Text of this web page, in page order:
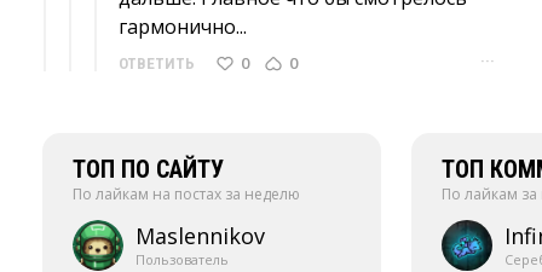
гармонично...
ОТВЕТИТЬ 0 0 ···
ТОП ПО САЙТУ
По лайкам на постах за неделю
Maslennikov
Пользователь
ТОП
По лайкам